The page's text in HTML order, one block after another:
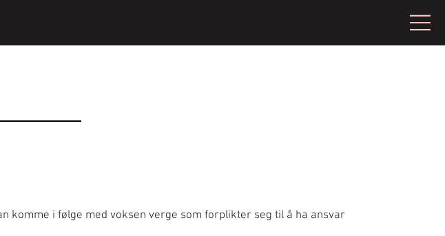
komme i følge med voksen verge som forplikter seg til å ha ansvar